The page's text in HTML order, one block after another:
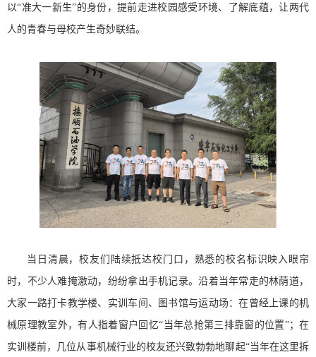
以“准大一新生”的身份，提前走进校园感受环境、了解底蕴，让两代
人的青春与母校产生奇妙联结。
当日清晨，校友们陆续抵达校门口，熟悉的校名标识映入眼帘
时，不少人难掩激动，纷纷拿出手机记录。沿着当年常走的林荫道，
大家一路打卡教学楼、实训车间、图书馆与运动场：在曾经上课的机
械原理教室外，有人指着窗户回忆“当年总抢第三排靠窗的位置”；在
实训楼前，几位从事机械行业的校友还兴致勃勃地聊起“当年在这里拆